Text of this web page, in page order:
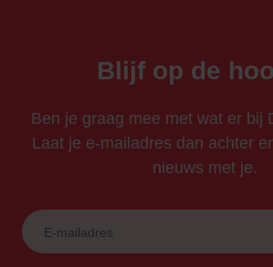
Blijf op de
Ben je graag mee met wat er bij
Laat je e-mailadres dan achter
nieuws met je.